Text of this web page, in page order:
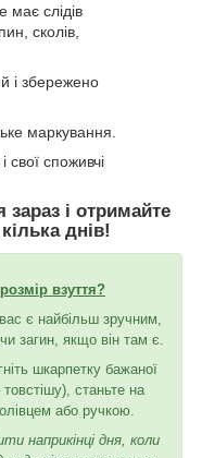
має слідів
сколів,
і збережено
маркування.
свої споживчі
і отримайте
днів!
взуття?
є найбільш зручним,
загин, якщо він там є.
шкарпетку бажаної
станьте на
або ручкою.
наприкінці дня, коли